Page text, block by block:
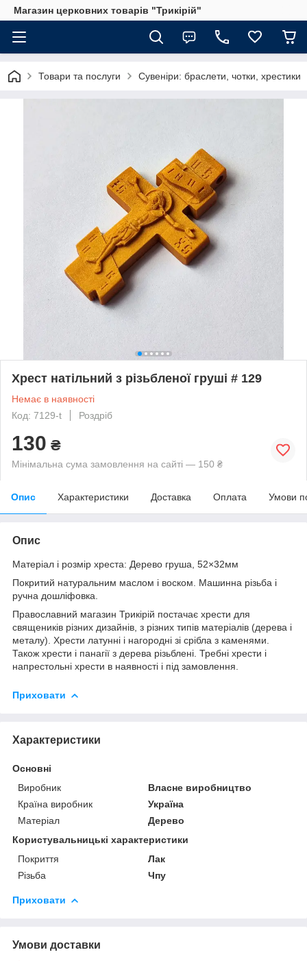
Магазин церковних товарів "Трикірій"
Товари та послуги Сувеніри: браслети, чотки, хрестики
Хрест натільний з різьбленої груші # 129
Немає в наявності
Код: 7129-t
Роздріб
130 ₴
Мінімальна сума замовлення на сайті — 150 ₴
Опис Характеристики Доставка Оплата Умови
Опис
Матеріал і розмір хреста: Дерево груша, 52×32мм
Покритий натуральним маслом і воском. Машинна різьба і
ручна дошліфовка.
Православний магазин Трикірій постачає хрести для
священиків різних дизайнів, з різних типів матеріалів (дерева і
металу). Хрести латунні і нагородні зі срібла з каменями.
Також хрести і панагії з дерева різьблені. Требні хрести і
напрестольні хрести в наявності і під замовлення.
Приховати
Характеристики
Основні
Виробник
Власне виробництво
Країна виробник
Україна
Матеріал
Дерево
Користувальницькі характеристики
Покриття
Лак
Різьба
Чпу
Приховати
Умови доставки